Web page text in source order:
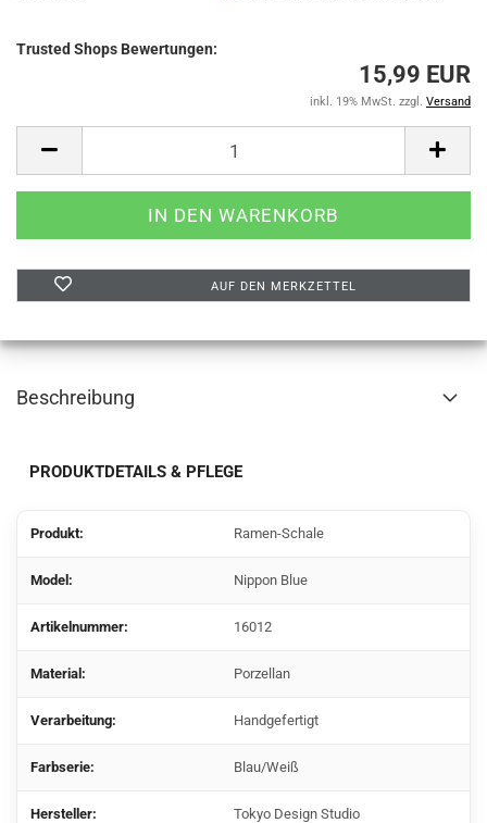
Trusted Shops Bewertungen:
15,99 EUR
inkl. 19% MwSt. zzgl. Versand
AUF DEN MERKZETTEL
Beschreibung
PRODUKTDETAILS & PFLEGE
Produkt: Ramen-Schale
Model: Nippon Blue
Artikelnummer: 16012
Material: Porzellan
Verarbeitung: Handgefertigt
Farbserie: Blau/Weiß
Hersteller: Tokyo Design Studio